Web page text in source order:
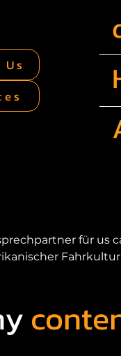
für us
meiner Nähe